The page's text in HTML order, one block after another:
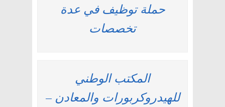
حملة توظيف في عدة
تخصصات
المكتب الوطني
للهيدروكربورات والمعادن –